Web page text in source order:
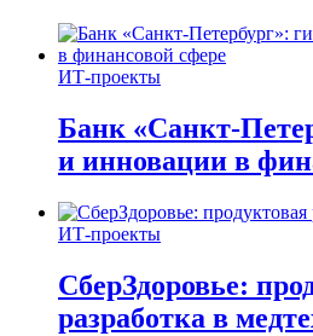
ИТ-проекты
Банк «Санкт-
и инновации в
ИТ-проекты
СберЗдоровье:
разработка в